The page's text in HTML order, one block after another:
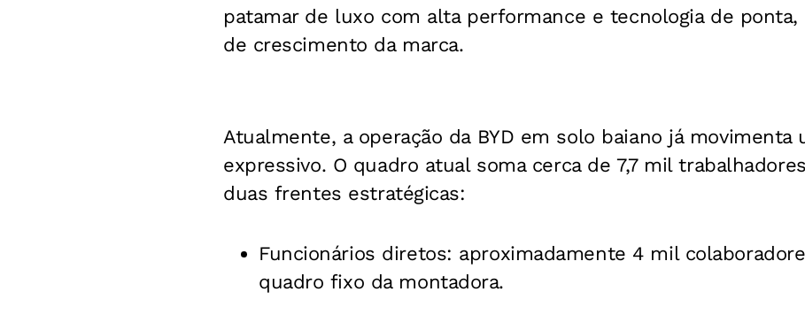
patamar de luxo com alta performance e tecnologia de
de crescimento da marca.
Atualmente, a operação da BYD em solo baiano já movimenta
expressivo. O quadro atual soma cerca de 7,7 mil
duas frentes estratégicas:
Funcionários diretos: aproximadamente 4 mil
quadro fixo da montadora.